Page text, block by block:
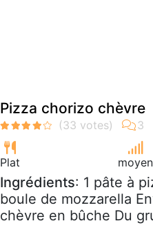
Pizza chorizo chèvre
Plat moyen
Ingrédients: 1 pâte à
boule de mozzarella
chèvre en bûche Du